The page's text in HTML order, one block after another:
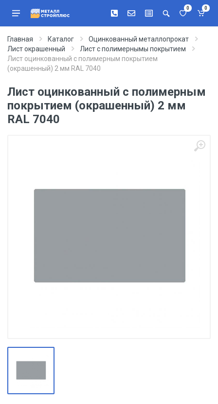
0 0
Главная Каталог
Оцинкованный металлопрокат
Лист окрашенный
Лист с полимернымы покрытием
Лист оцинкованный с полимерным покрытием
(окрашенный) 2 мм RAL 7040
Лист оцинкованный с полимерным
покрытием (окрашенный) 2 мм
RAL 7040